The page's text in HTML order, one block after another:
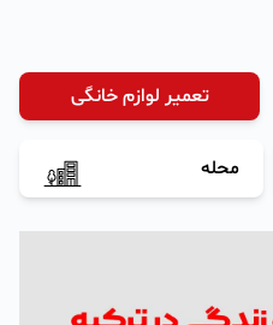
تعمیر لوازم خانگی
محله